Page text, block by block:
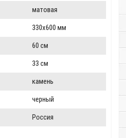
матовая
330x600 мм
60 см
33 см
камень
черный
Россия